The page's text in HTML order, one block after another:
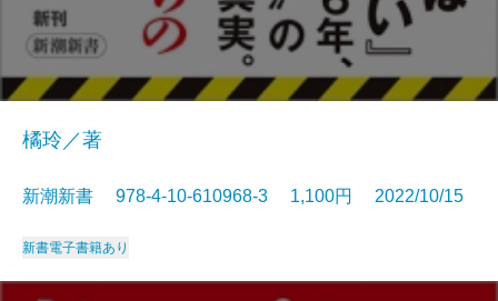
橘玲／著
新潮新書 978-4-10-610968-3 1,100円 2022/10/15
新書電子書籍あり